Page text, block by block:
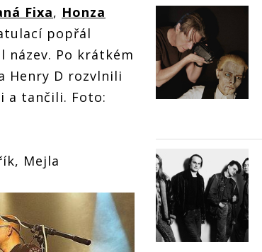
Fixa, Honza
popřál
název. Po krátkém
Henry D rozvlnili
a tančili. Foto:
Mejla